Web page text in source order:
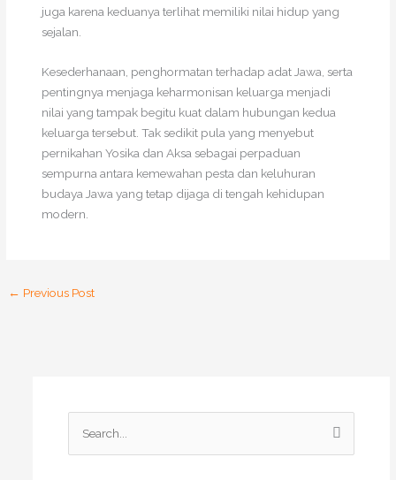
juga karena keduanya terlihat memiliki nilai hidup yang
sejalan.
Kesederhanaan, penghormatan terhadap adat Jawa, serta
pentingnya menjaga keharmonisan keluarga menjadi
nilai yang tampak begitu kuat dalam hubungan kedua
keluarga tersebut. Tak sedikit pula yang menyebut
pernikahan Yosika dan Aksa sebagai perpaduan
sempurna antara kemewahan pesta dan keluhuran
budaya Jawa yang tetap dijaga di tengah kehidupan
modern.
← Previous Post